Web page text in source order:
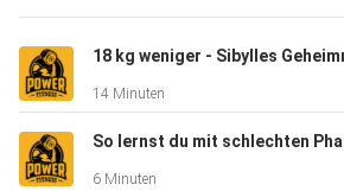
14 Minuten
6 Minuten